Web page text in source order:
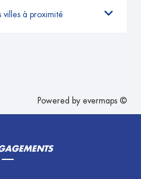
villes à proximité
Powered by evermaps ©